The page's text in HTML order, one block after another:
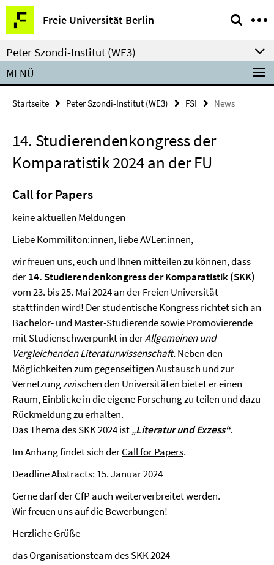
Springe
direkt
zu
Inhalt
Freie Universität Berlin
Service-
Navigation
Peter Szondi-Institut (WE3)
MENÜ
Startseite Peter Szondi-Institut (WE3) FSI News
14. Studierendenkongress der
Komparatistik 2024 an der FU
Call for Papers
keine aktuellen Meldungen
Liebe Kommiliton:innen, liebe AVLer:innen,
wir freuen uns, euch und Ihnen mitteilen zu können, dass
der14. Studierendenkongress der Komparatistik (SKK)
vom 23. bis 25. Mai 2024 an der Freien Universität
stattfinden wird! Der studentische Kongress richtet sich an
Bachelor- und Master-Studierende sowie Promovierende
mit Studienschwerpunkt in derAllgemeinen und
Vergleichenden Literaturwissenschaft.Neben den
Möglichkeiten zum gegenseitigen Austausch und zur
Vernetzung zwischen den Universitäten bietet er einen
Raum, Einblicke in die eigene Forschung zu teilen und dazu
Rückmeldung zu erhalten.
Das Thema des SKK 2024 ist„Literatur und Exzess“.
Im Anhang findet sich derCall for Papers.
Deadline Abstracts: 15. Januar 2024
Gerne darf der CfP auch weiterverbreitet werden.
Wir freuen uns auf die Bewerbungen!
Herzliche Grüße
das Organisationsteam des SKK 2024